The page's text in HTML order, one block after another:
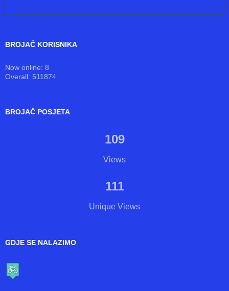
BROJAČ KORISNIKA
Now online: 8
Overall: 511874
BROJAČ POSJETA
109
Views
111
Unique Views
GDJE SE NALAZIMO